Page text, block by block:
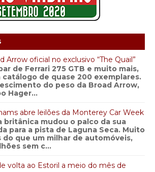
Arrow oficial no exclusivo “The Quail”
de Ferrari 275 GTB e muito mais,
catálogo de quase 200 exemplares.
do peso da Broad Arrow,
Hager...
abre leilões da Monterey Car Week
britânica mudou o palco da sua
para a pista de Laguna Seca. Muito
do que um milhar de automóveis,
sem c...
volta ao Estoril a meio do mês de